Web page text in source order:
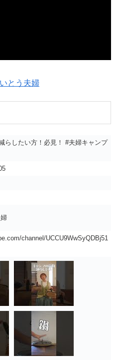
とう夫婦
らしたい方！必見！ #夫婦キャンプ
channel/UCCU9WwSyQDBj51